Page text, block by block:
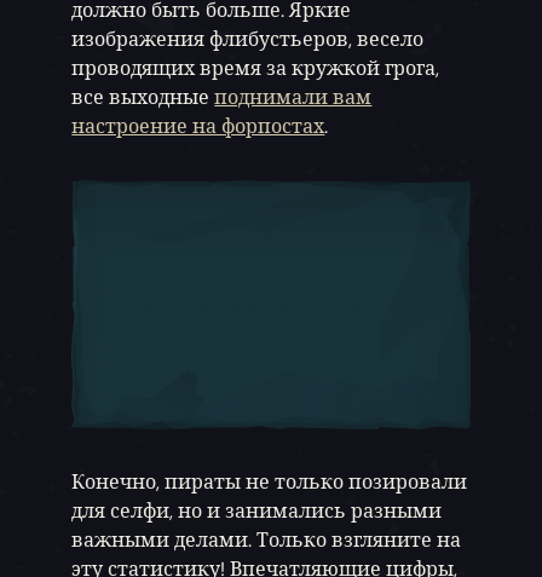
должно быть больше. Яркие
изображения флибустьеров, весело
проводящих время за кружкой грога,
все выходныеподнимали вам
настроение на форпостах.
Конечно, пираты не только позировали
для селфи, но и занимались разными
важными делами. Только взгляните на
эту статистику! Впечатляющие цифры,